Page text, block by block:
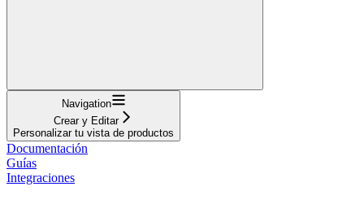
Navigation
Crear y Editar
Personalizar tu vista de productos
Documentación
Guías
Integraciones